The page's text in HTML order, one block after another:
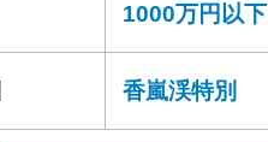
1000万円以下
香嵐渓特別